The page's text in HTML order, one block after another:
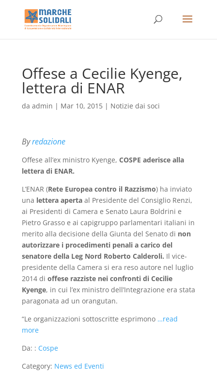
Offese a Cecilie Kyenge,
lettera di ENAR
da admin | Mar 10, 2015| Notizie dai soci
Byredazione
Offese all’ex ministro Kyenge, COSPE aderisce alla
lettera di ENAR.
L’ENAR (Rete Europea contro il Razzismo) ha inviato
una lettera apertaal Presidente del Consiglio Renzi,
ai Presidenti di Camera e Senato Laura Boldrini e
Pietro Grasso e ai capigruppo parlamentari italiani in
merito alla decisione della Giunta del Senato di non
autorizzare i procedimenti penali a carico del
senatore della Leg Nord Roberto Calderoli. Il vice-
presidente della Camera si era reso autore nel luglio
2014 di offese razziste nei confronti di Cecilie
Kyenge, in cui l’ex ministro dell’Integrazione era stata
paragonata ad un orangutan.
“Le organizzazioni sottoscritte esprimono …read
more
Da: : Cospe
Category: News ed Eventi